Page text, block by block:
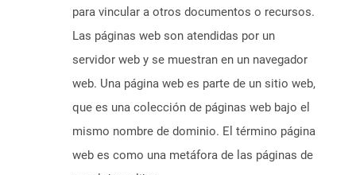
para vincular a otros documentos o recursos.
Las páginas web son atendidas por un
servidor web y se muestran en un navegador
web. Una página web es parte de un sitio web,
que es una colección de páginas web bajo el
mismo nombre de dominio. El término página
web es como una metáfora de las páginas de